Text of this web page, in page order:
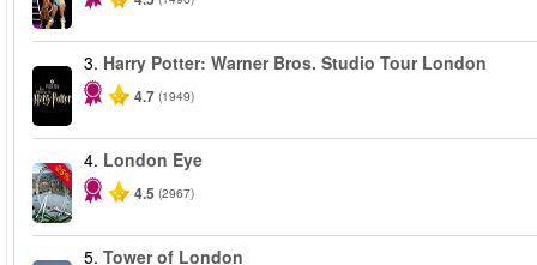
3. Harry Potter: Warner Bros. Studio Tour London
4.7 (1949)
-25%
4. London Eye
4.5 (2967)
5. Tower of London